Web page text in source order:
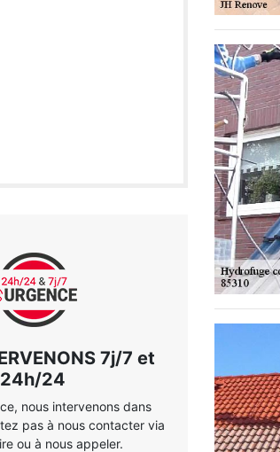
7j/7 et
24h/24
nous intervenons dans
pas à nous contacter via
ou à nous appeler.